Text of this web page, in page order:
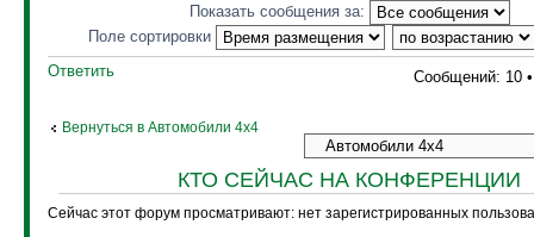
Показать сообщения за:
Поле сортировки
Ответить
Сообщений: 10
Вернуться в Автомобили 4х4
КТО СЕЙЧАС НА КОНФЕРЕНЦИИ
Сейчас этот форум просматривают: нет зарегистрированных